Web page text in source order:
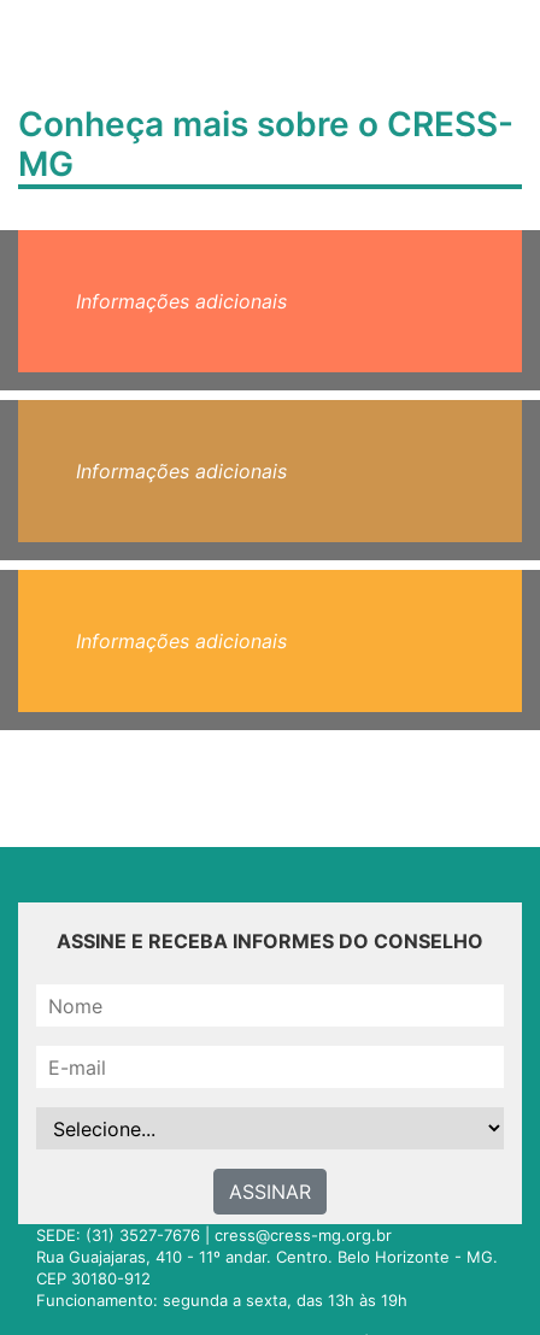
Conheça mais sobre o CRESS-
MG
Informações adicionais
Informações adicionais
Informações adicionais
ASSINE E RECEBA INFORMES DO CONSELHO
ASSINAR
SEDE: (31) 3527-7676 | cress@cress-mg.org.br
Rua Guajajaras, 410 - 11º andar. Centro. Belo Horizonte - MG.
CEP 30180-912
Funcionamento: segunda a sexta, das 13h às 19h